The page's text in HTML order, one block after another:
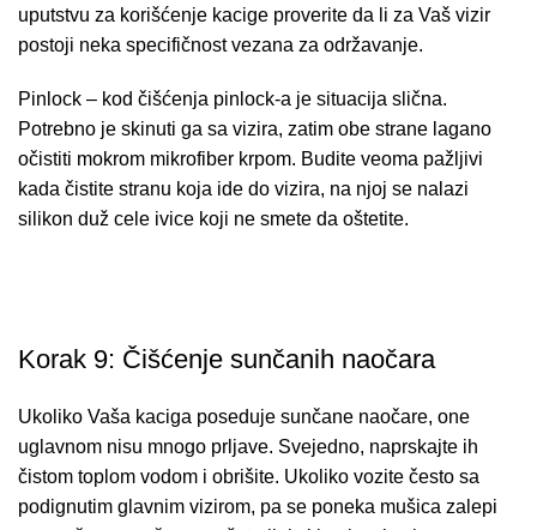
uputstvu za korišćenje kacige proverite da li za Vaš vizir
postoji neka specifičnost vezana za održavanje.
Pinlock – kod čišćenja pinlock-a je situacija slična.
Potrebno je skinuti ga sa vizira, zatim obe strane lagano
očistiti mokrom mikrofiber krpom. Budite veoma pažljivi
kada čistite stranu koja ide do vizira, na njoj se nalazi
silikon duž cele ivice koji ne smete da oštetite.
Korak 9: Čišćenje sunčanih naočara
Ukoliko Vaša kaciga poseduje sunčane naočare, one
uglavnom nisu mnogo prljave. Svejedno, naprskajte ih
čistom toplom vodom i obrišite. Ukoliko vozite često sa
podignutim glavnim vizirom, pa se poneka mušica zalepi